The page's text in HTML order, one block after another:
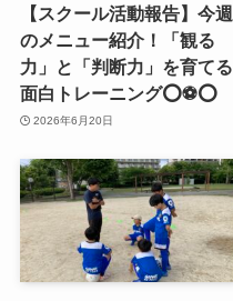
【スクール活動報告】今週
のメニュー紹介！「観る
力」と「判断力」を育てる
面白トレーニング⭕️⚽️⭕️
2026年6月20日